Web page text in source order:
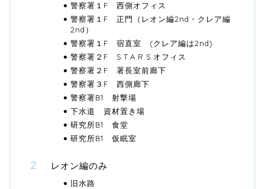
警察署１F 西側オフィス
警察署１F 正門（レオン編2nd・クレア編
2nd）
警察署１F 宿直室 (クレア編は2nd)
警察署２F S.T.A.R.S.オフィス
警察署２F 署長室前廊下
警察署３F 西側廊下
警察署B1 射撃場
下水道 資材置き場
研究所B1 食堂
研究所B1 仮眠室
レオン編のみ
旧水路